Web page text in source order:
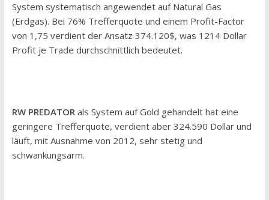
System systematisch angewendet auf Natural Gas
(Erdgas). Bei 76% Trefferquote und einem Profit-Factor
von 1,75 verdient der Ansatz 374.120$, was 1214 Dollar
Profit je Trade durchschnittlich bedeutet.
RW PREDATOR als System auf Gold gehandelt hat eine
geringere Trefferquote, verdient aber 324.590 Dollar und
läuft, mit Ausnahme von 2012, sehr stetig und
schwankungsarm.